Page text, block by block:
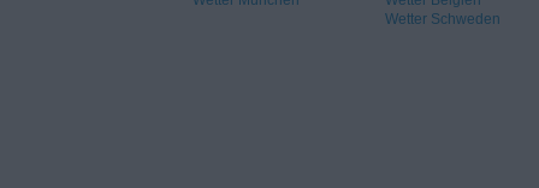
Wetter Schweden